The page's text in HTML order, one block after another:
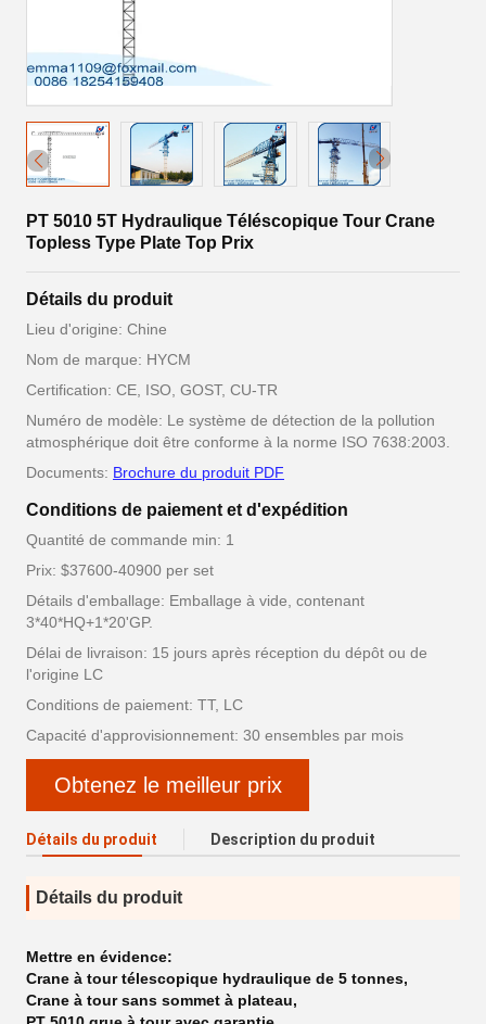
PT 5010 5T Hydraulique Téléscopique Tour Crane
Topless Type Plate Top Prix
Détails du produit
Lieu d'origine: Chine
Nom de marque: HYCM
Certification: CE, ISO, GOST, CU-TR
Numéro de modèle: Le système de détection de la pollution
atmosphérique doit être conforme à la norme ISO 7638:2003.
Documents: Brochure du produit PDF
Conditions de paiement et d'expédition
Quantité de commande min: 1
Prix: $37600-40900 per set
Détails d'emballage: Emballage à vide, contenant
3*40*HQ+1*20'GP.
Délai de livraison: 15 jours après réception du dépôt ou de
l'origine LC
Conditions de paiement: TT, LC
Capacité d'approvisionnement: 30 ensembles par mois
Obtenez le meilleur prix
Détails du produit Description du produit
Détails du produit
Mettre en évidence:
Crane à tour télescopique hydraulique de 5 tonnes,
Crane à tour sans sommet à plateau,